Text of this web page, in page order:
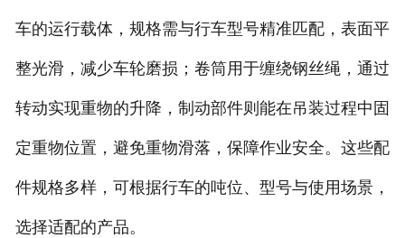
车的运行载体，规格需与行车型号精准匹配，表面平
整光滑，减少车轮磨损；卷筒用于缠绕钢丝绳，通过
转动实现重物的升降，制动部件则能在吊装过程中固
定重物位置，避免重物滑落，保障作业安全。这些配
件规格多样，可根据行车的吨位、型号与使用场景，
选择适配的产品。